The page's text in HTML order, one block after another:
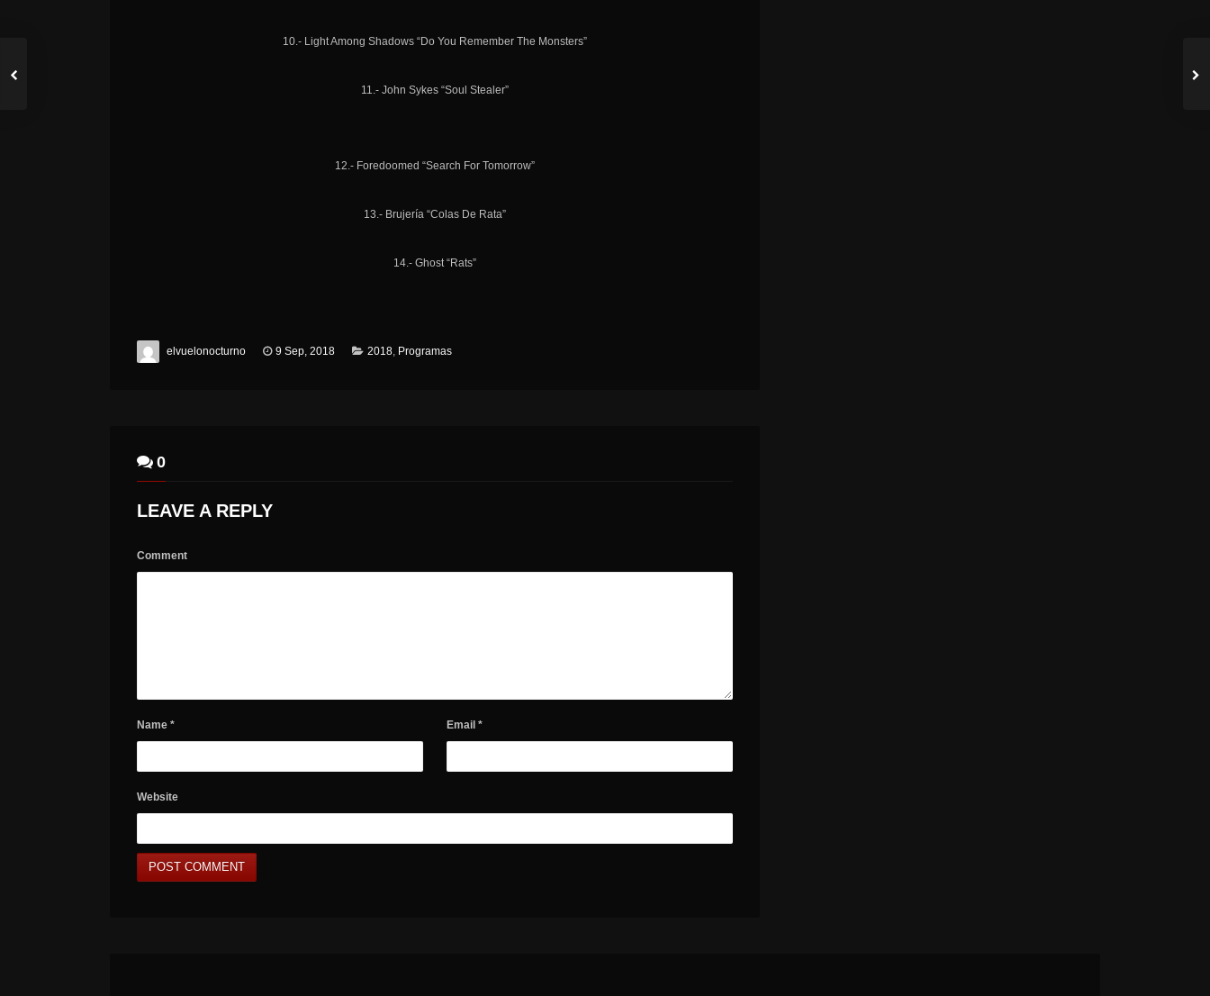
10.- Light Among Shadows “Do You Remember The Monsters”
11.- John Sykes “Soul Stealer”
12.- Foredoomed “Search For Tomorrow”
13.- Brujería “Colas De Rata”
14.- Ghost “Rats”
elvuelonocturno 9 Sep, 2018 2018, Programas
0
LEAVE A REPLY
Comment
Name * Email*
Website